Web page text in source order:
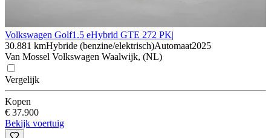
Volkswagen Golf1.5 eHybrid GTE 272 PK|
30.881 kmHybride (benzine/elektrisch)Automaat2025
Van Mossel Volkswagen Waalwijk, (NL)
Vergelijk
Kopen
€ 37.900
Bekijk voertuig